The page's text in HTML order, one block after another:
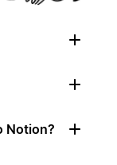
Notion?